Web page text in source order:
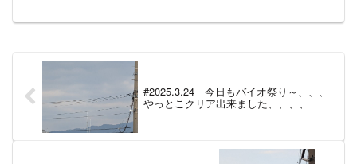
#2025.3.24 今日もバイオ祭り～、、、
やっとこクリア出来ました、、、、